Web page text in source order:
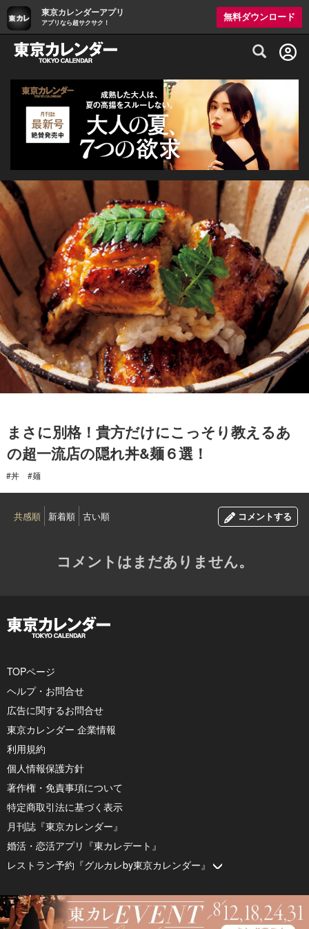
東京カレンダーアプリ
アプリなら超サクサク！
無料ダウンロード
グルメ情報・プレミアムレストラン予約
まさに別格！貴方だけにこっそり教えるあ
の超一流店の隠れ丼&麺６選！
#丼 #麺
共感順 新着順 古い順 コメントする
コメントはまだありません。
TOPページ
ヘルプ・お問合せ
広告に関するお問合せ
東京カレンダー 企業情報
利用規約
個人情報保護方針
著作権・免責事項について
特定商取引法に基づく表示
月刊誌『東京カレンダー』
婚活・恋活アプリ『東カレデート』
レストラン予約『グルカレby東京カレンダー』